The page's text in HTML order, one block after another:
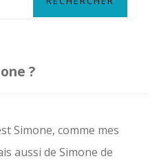
?
Simone, comme mes
aussi de Simone de